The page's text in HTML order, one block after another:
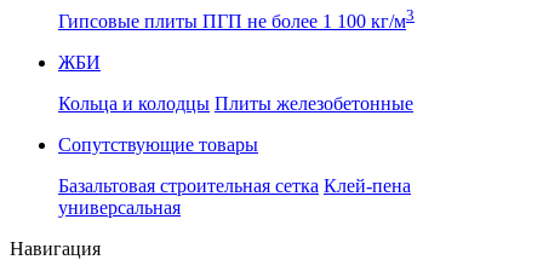
Гипсовые плиты ПГП не более 1 100 кг/м3
ЖБИ
Кольца и колодцы Плиты железобетонные
Сопутствующие товары
Базальтовая строительная сетка Клей-пена
универсальная
Навигация